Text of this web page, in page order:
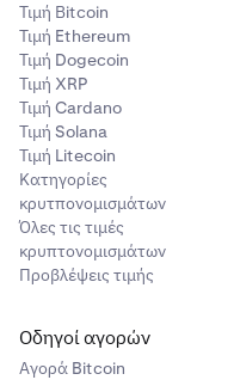
Τιμή Βitcoin
Τιμή Ethereum
Τιμή Dogecoin
Τιμή XRP
Τιμή Cardano
Τιμή Solana
Τιμή Litecoin
Κατηγορίες
κρυτπονομισμάτων
Όλες τις τιμές
κρυπτονομισμάτων
Προβλέψεις τιμής
Οδηγοί αγορών
Αγορά Bitcoin